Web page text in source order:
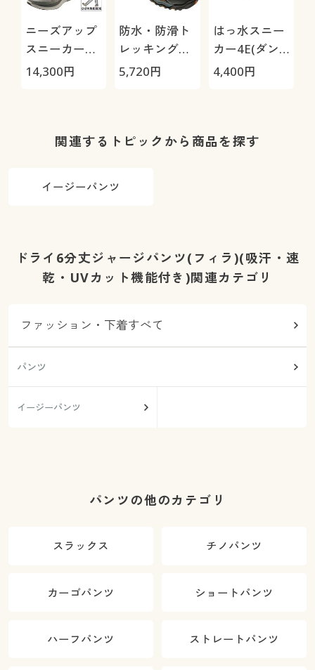
ニーズアップ
スニーカー
4E(アシック
14,300円
防水・防滑ト
レッキングシ
ューズ4E(ウ
5,720円
はっ水スニー
カー4E(ダン
ロップリファ
4,400円
関連するトピックから商品を探す
イージーパンツ
ドライ6分丈ジャージパンツ(フィラ)(吸汗・速
乾・UVカット機能付き)関連カテゴリ
ファッション・下着すべて
パンツ
イージーパンツ
パンツの他のカテゴリ
スラックス チノパンツ
カーゴパンツ ショートパンツ
ハーフパンツ ストレートパンツ